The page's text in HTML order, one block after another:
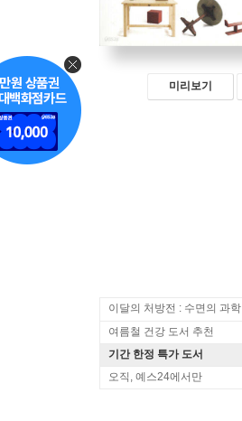
미리보기
이달의 처방전 : 수면의 과학
여름철 건강 도서 추천
기간 한정 특가 도서
오직, 예스24에서만